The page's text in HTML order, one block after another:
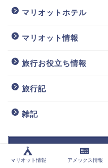
マリオットホテル
マリオット情報
旅行お役立ち情報
旅行記
雑記
お問
マリオット情報 アメックス情報